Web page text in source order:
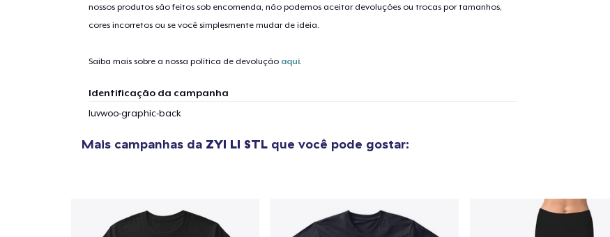
nossos produtos são feitos sob encomenda, não podemos aceitar devoluções ou trocas por tamanhos,
cores incorretos ou se você simplesmente mudar de ideia.
Saiba mais sobre a nossa política de devolução aqui.
Identificação da campanha
luvwoo-graphic-back
Mais campanhas da ZYI LI STL que você pode gostar: